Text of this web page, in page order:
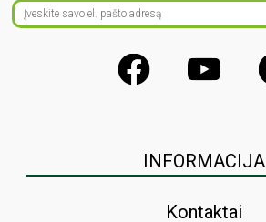
INFORMACIJA
Kontaktai